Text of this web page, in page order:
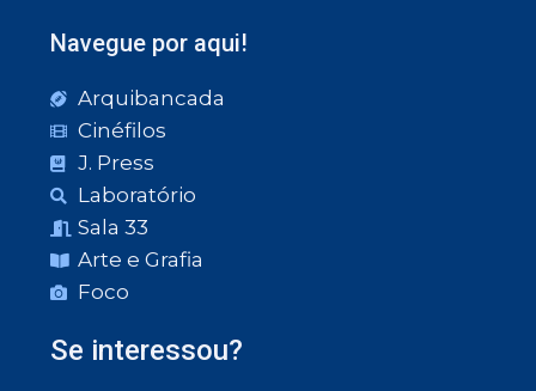
Navegue por aqui!
Arquibancada
Cinéfilos
J. Press
Laboratório
Sala 33
Arte e Grafia
Foco
Se interessou?